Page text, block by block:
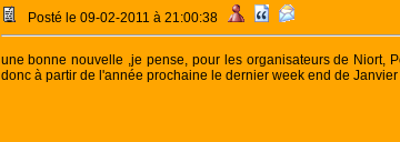
Posté le 09-02-2011 à 21:00:38
une bonne nouvelle ,je pense, pour les organisateurs de Niort,
donc à partir de l'année prochaine le dernier week end de Janvier